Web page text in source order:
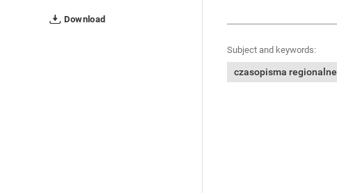
Download
Subject and keywords:
czasopisma regionalne